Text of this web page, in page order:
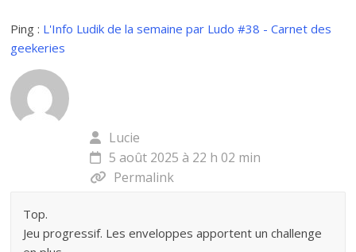
Ping : L'Info Ludik de la semaine par Ludo #38 - Carnet des
geekeries
Lucie
5 août 2025 à 22 h 02 min
Permalink
Top.
Jeu progressif. Les enveloppes apportent un challenge